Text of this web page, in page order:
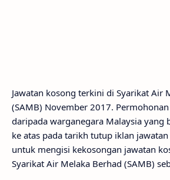
Jawatan kosong terkini di Syarikat Air
(SAMB) November 2017.
daripada warganegara Malaysia yang
ke atas pada tarikh tutup iklan
untuk mengisi kekosongan jawatan
Syarikat Air Melaka Berhad (SAMB)